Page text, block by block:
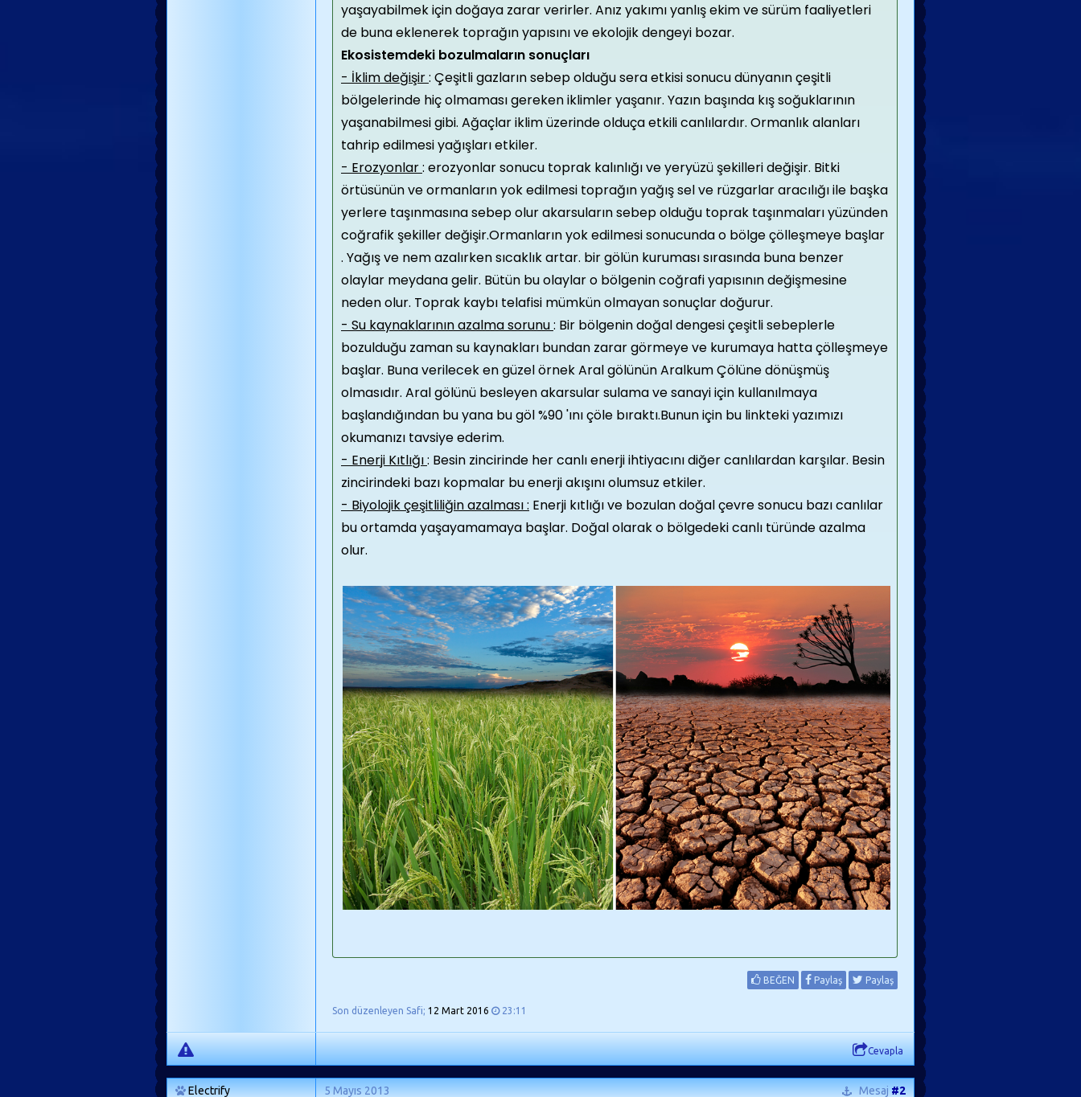
yaşayabilmek için doğaya zarar verirler. Anız yakımı yanlış ekim ve sürüm faaliyetleri
de buna eklenerek toprağın yapısını ve ekolojik dengeyi bozar.
Ekosistemdeki bozulmaların sonuçları
- İklim değişir: Çeşitli gazların sebep olduğu sera etkisi sonucu dünyanın çeşitli
bölgelerinde hiç olmaması gereken iklimler yaşanır. Yazın başında kış soğuklarının
yaşanabilmesi gibi. Ağaçlar iklim üzerinde olduça etkili canlılardır. Ormanlık alanları
tahrip edilmesi yağışları etkiler.
- Erozyonlar: erozyonlar sonucu toprak kalınlığı ve yeryüzü şekilleri değişir. Bitki
örtüsünün ve ormanların yok edilmesi toprağın yağış sel ve rüzgarlar aracılığı ile başka
yerlere taşınmasına sebep olur akarsuların sebep olduğu toprak taşınmaları yüzünden
coğrafik şekiller değişir.Ormanların yok edilmesi sonucunda o bölge çölleşmeye başlar
. Yağış ve nem azalırken sıcaklık artar. bir gölün kuruması sırasında buna benzer
olaylar meydana gelir. Bütün bu olaylar o bölgenin coğrafi yapısının değişmesine
neden olur. Toprak kaybı telafisi mümkün olmayan sonuçlar doğurur.
- Su kaynaklarının azalma sorunu: Bir bölgenin doğal dengesi çeşitli sebeplerle
bozulduğu zaman su kaynakları bundan zarar görmeye ve kurumaya hatta çölleşmeye
başlar. Buna verilecek en güzel örnek Aral gölünün Aralkum Çölüne dönüşmüş
olmasıdır. Aral gölünü besleyen akarsular sulama ve sanayi için kullanılmaya
başlandığından bu yana bu göl %90 'ını çöle bıraktı.Bunun için bu linkteki yazımızı
okumanızı tavsiye ederim.
- Enerji Kıtlığı: Besin zincirinde her canlı enerji ihtiyacını diğer canlılardan karşılar. Besin
zincirindeki bazı kopmalar bu enerji akışını olumsuz etkiler.
- Biyolojik çeşitliliğin azalması : Enerji kıtlığı ve bozulan doğal çevre sonucu bazı canlılar
bu ortamda yaşayamamaya başlar. Doğal olarak o bölgedeki canlı türünde azalma
olur.
BEĞEN Paylaş Paylaş
Son düzenleyen Safi; 12 Mart 2016 23:11
Cevapla
Electrify 5 Mayıs 2013 Mesaj#2